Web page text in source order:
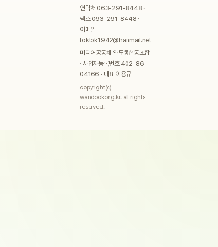
연락처 063-291-8448 ·
팩스 063-261-8448 ·
이메일
toktok1942@hanmail.net
미디어공동체 완두콩협동조합
· 사업자등록번호 402-86-
04166 · 대표 이용규
copyright(c)
wandookong.kr. all rights
reserved.